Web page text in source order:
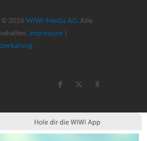
© 2026 WiWi-Media AG. Alle
Impressum |